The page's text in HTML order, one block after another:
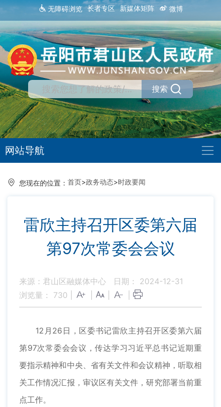
无障碍浏览 长者专区 新媒体矩阵 微博
搜索
网站导航
您现在的位置： 首页>政务动态>时政要闻
雷欣主持召开区委第六届
第97次常委会会议
来源：君山区融媒体中心
日期： 2024-12-31
浏览量： 730
12月26日，区委书记雷欣主持召开区委第六届
第97次常委会会议，传达学习习近平总书记近期重
要指示精神和中央、省有关文件和会议精神，听取相
关工作情况汇报，审议区有关文件，研究部署当前重
点工作。